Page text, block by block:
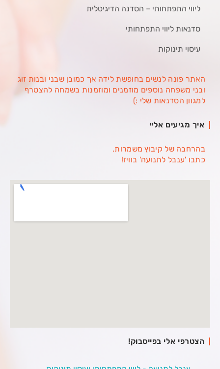
ליווי התפתחותי – הסדנה הדיגיטלית
סדנאות ליווי התפתחותי
עיסוי תינוקות
האתר פונה לנשים בחופשת לידה אך כמובן שבני ובנות זוג
ובני משפחה נוספים מוזמנים ומוזמנות בשמחה להצטרף
למגוון הסדנאות שלי :)
איך מגיעים אליי
בהרחבה של קיבוץ משמרות,
כתבו 'ענבל לתנועה' בוויז!
הצטרפי אלי בפייסבוק!